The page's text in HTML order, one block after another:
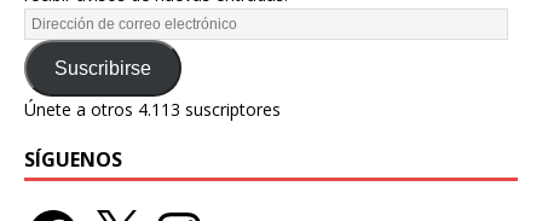
Suscribirse
Únete a otros 4.113 suscriptores
SÍGUENOS